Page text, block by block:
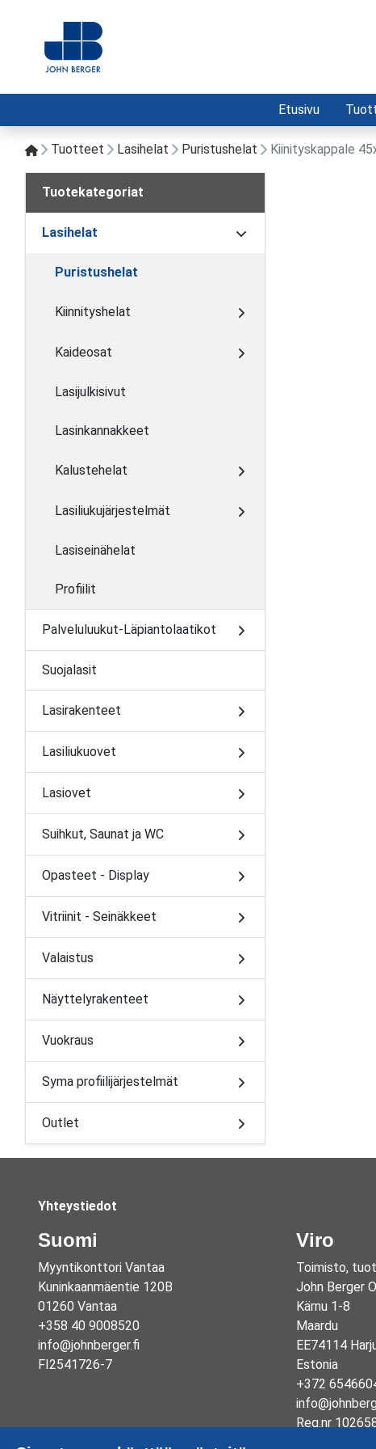
Etusivu
Tuotteet Lasihelat Puristushelat Kiinityskappale
Tuotekategoriat
Lasihelat
Puristushelat
Kiinnityshelat
Kaideosat
Lasijulkisivut
Lasinkannakkeet
Kalustehelat
Lasiliukujärjestelmät
Lasiseinähelat
Profiilit
Palveluluukut-Läpiantolaatikot
Suojalasit
Lasirakenteet
Lasiliukuovet
Lasiovet
Suihkut, Saunat ja WC
Opasteet - Display
Vitriinit - Seinäkkeet
Valaistus
Näyttelyrakenteet
Vuokraus
Syma profiilijärjestelmät
Outlet
Yhteystiedot
Suomi
Myyntikonttori Vantaa
Kuninkaanmäentie 120B
01260 Vantaa
+358 40 9008520
info@johnberger.fi
FI2541726-7
Viro
Toimisto,
John Berger
Kärnu 1-8
Maardu
EE74114
Estonia
+372
Reg.nr